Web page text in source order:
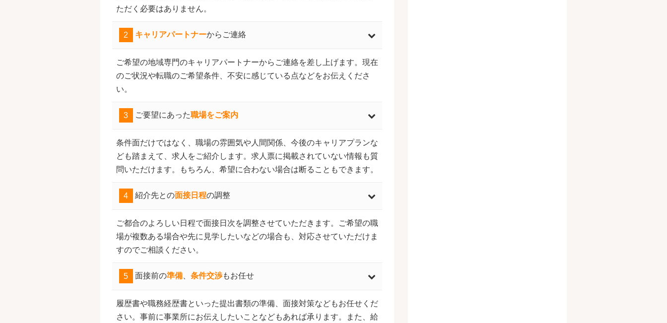
ただく必要はありません。
2 キャリアパートナーからご連絡
ご希望の地域専門のキャリアパートナーからご連絡を差し上げます。現在
のご状況や転職のご希望条件、不安に感じている点などをお伝えくださ
い。
3 ご要望にあった職場をご案内
条件面だけではなく、職場の雰囲気や人間関係、今後のキャリアプランな
ども踏まえて、求人をご紹介します。求人票に掲載されていない情報も質
問いただけます。もちろん、希望に合わない場合は断ることもできます。
4 紹介先との面接日程の調整
ご都合のよろしい日程で面接日次を調整させていただきます。ご希望の職
場が複数ある場合や先に見学したいなどの場合も、対応させていただけま
すのでご相談ください。
5 面接前の準備、 条件交渉もお任せ
履歴書や職務経歴書といった提出書類の準備、面接対策などもお任せくだ
さい。事前に事業所にお伝えしたいことなどもあれば承ります。また、給